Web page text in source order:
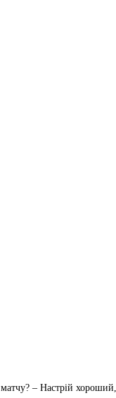
– Настрій хороший,